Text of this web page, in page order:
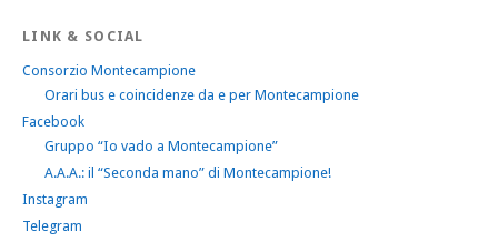
LINK & SOCIAL
Consorzio Montecampione
Orari bus e coincidenze da e per Montecampione
Facebook
Gruppo “Io vado a Montecampione”
A.A.A.: il “Seconda mano” di Montecampione!
Instagram
Telegram